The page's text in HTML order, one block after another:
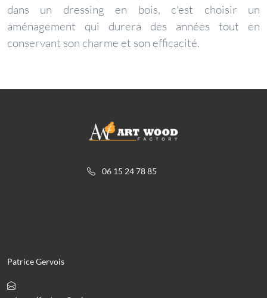
dans un dressing en bois, c'est choisir un
aménagement qui durera des années tout en
conservant son charme et son efficacité.
06 15 24 78 85
Patrice Gervois